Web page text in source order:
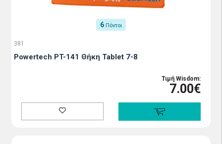
6 Πόντοι
381
Powertech PT-141 Θήκη Tablet 7-8
Τιμή Wisdom:
7.00€